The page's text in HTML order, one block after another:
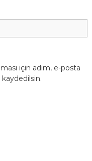
için adım, e-posta